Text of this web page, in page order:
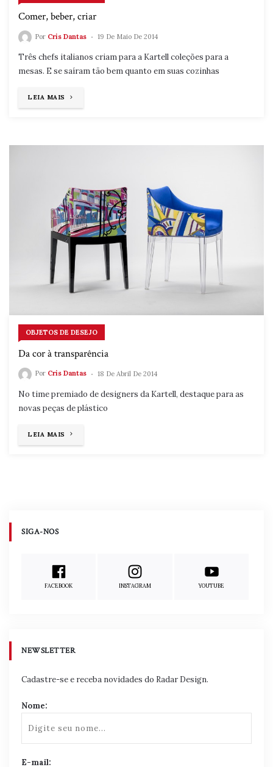
Comer, beber, criar
Por Cris Dantas 19 De Maio De 2014
Três chefs italianos criam para a Kartell coleções para a
mesas. E se saíram tão bem quanto em suas cozinhas
LEIA MAIS
OBJETOS DE DESEJO
Da cor à transparência
Por Cris Dantas 18 De Abril De 2014
No time premiado de designers da Kartell, destaque para as
novas peças de plástico
LEIA MAIS
Publicaoes
SIGA-NOS
FACEBOOK INSTAGRAM YOUTUBE
NEWSLETTER
Cadastre-se e receba novidades do Radar Design.
Nome:
E-mail: